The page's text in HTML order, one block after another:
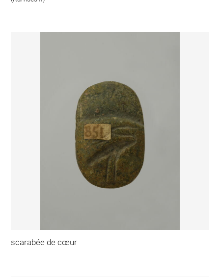
scarabée de cœur